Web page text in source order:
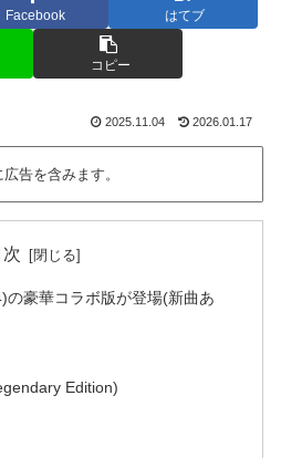
Facebook はてブ
コピー
2025.11.04 2026.01.17
告を含みます。
次
の豪華コラボ版が登場(新曲あ
Edition)